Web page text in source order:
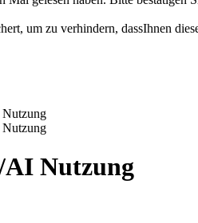
imum zu verhindern, dassIhnen
Nutzung